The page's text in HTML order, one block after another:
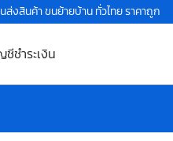
งสินค้า ขนย้ายบ้าน ทั่วไทย ราคาถูก
ชำระเงิน